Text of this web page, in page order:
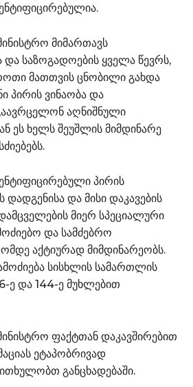
მიმართავს
და საზოგადოების ყველა წევრს,
მათთვის ცნობილი გახდა
პირის ვინაობა და
აღნიშნული
ეს ხელს შეუშლის მიმდინარე
პირის
და მისი დაკავების
მიერ სპეციალური
და სამძებრო
აქტიურად მიმდინარეობს.
სისხლის სამართლის
ე და 144-ე მუხლებით
ფაქტთან დაკავშირებით
ეტაპობრივად
განცხადებაში.